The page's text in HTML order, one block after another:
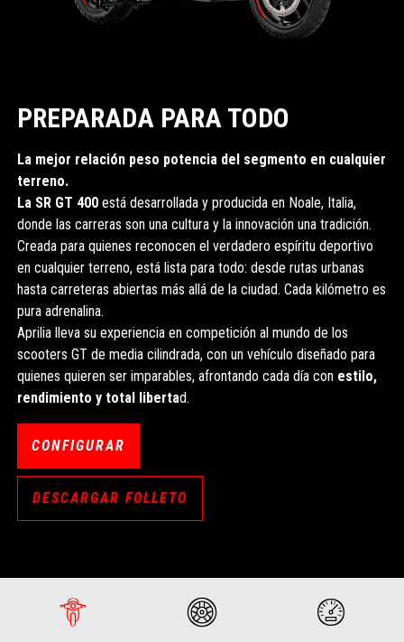
PREPARADA PARA TODO
La mejor relación peso potencia del segmento en cualquier
terreno.
La SR GT 400 está desarrollada y producida en Noale, Italia,
donde las carreras son una cultura y la innovación una tradición.
Creada para quienes reconocen el verdadero espíritu deportivo
en cualquier terreno, está lista para todo: desde rutas urbanas
hasta carreteras abiertas más allá de la ciudad. Cada kilómetro es
pura adrenalina.
Aprilia lleva su experiencia en competición al mundo de los
scooters GT de media cilindrada, con un vehículo diseñado para
quienes quieren ser imparables, afrontando cada día con estilo,
rendimiento y total libertad.
CONFIGURAR
DESCARGAR FOLLETO